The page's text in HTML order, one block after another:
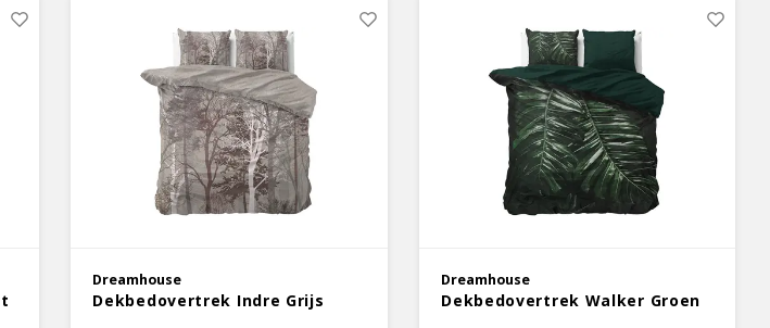
Dreamhouse
Dekbedovertrek Indre Grijs
Dreamhouse
Dekbedovertrek Walker Groen